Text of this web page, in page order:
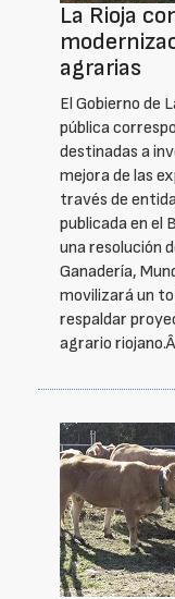
La Rioja
agrarias
El Gobierno de
pública
destinadas a
mejora de las
través de
publicada en el
una resolución
Ganadería,
movilizará un
respaldar
agrario